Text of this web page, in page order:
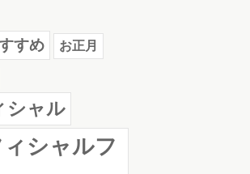
すめ お正月
シャル
シャルフ